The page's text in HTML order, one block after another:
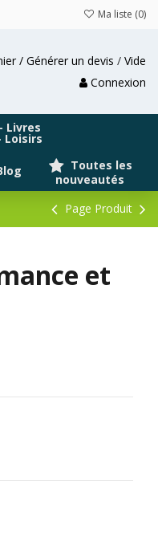
Ma liste (0)
/ Générer un devis / Vide
Connexion
Livres
Loisirs
Toutes les
nouveautés
Page Produit
et